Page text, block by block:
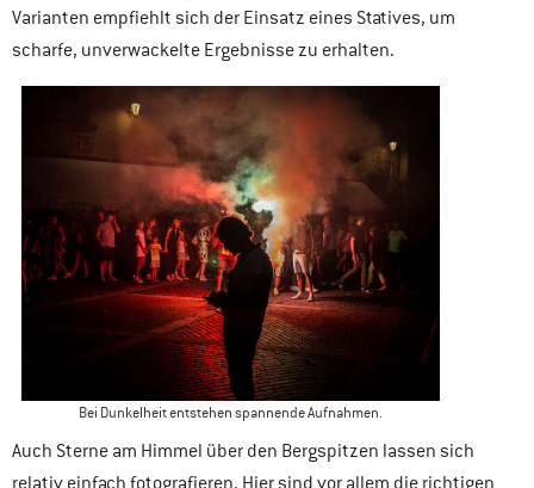
Varianten empfiehlt sich der Einsatz eines Statives, um
scharfe, unverwackelte Ergebnisse zu erhalten.
Bei Dunkelheit entstehen spannende Aufnahmen.
Auch Sterne am Himmel über den Bergspitzen lassen sich